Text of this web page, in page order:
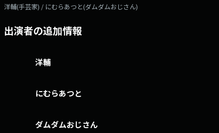
洋輔(手芸家) / にむらあつと(ダムダムおじさん)
出演者の追加情報
洋輔
にむらあつと
ダムダムおじさん